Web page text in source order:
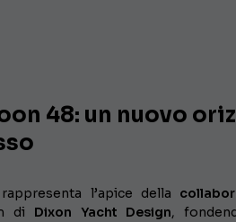
48: un nuovo
l’apice della
di Dixon Yacht Design,